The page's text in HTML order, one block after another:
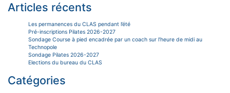
Articles récents
Les permanences du CLAS pendant l’été
Pré-inscriptions Pilates 2026-2027
Sondage Course à pied encadrée par un coach sur l’heure de midi au
Technopole
Sondage Pilates 2026-2027
Elections du bureau du CLAS
Catégories